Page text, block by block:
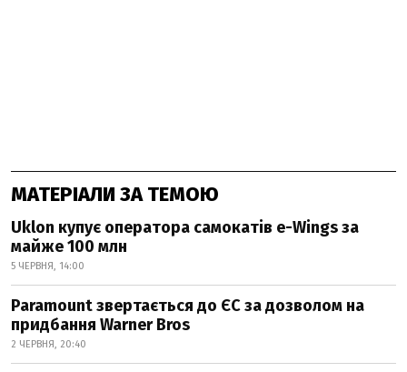
МАТЕРІАЛИ ЗА ТЕМОЮ
Uklon купує оператора самокатів e-Wings за
майже 100 млн
5 ЧЕРВНЯ, 14:00
Paramount звертається до ЄС за дозволом на
придбання Warner Bros
2 ЧЕРВНЯ, 20:40